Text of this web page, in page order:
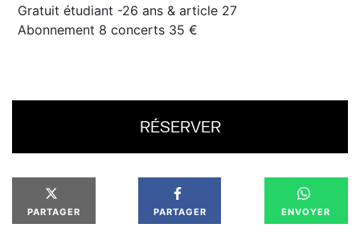
Gratuit étudiant -26 ans & article 27
Abonnement 8 concerts 35 €
RÉSERVER
PARTAGER PARTAGER ENVOYER